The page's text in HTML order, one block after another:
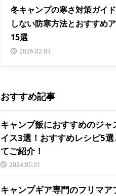
冬キャンプの寒さ対策ガイ
しない防寒方法とおすすめ
15選
2026.02.03
おすすめ記事
キャンプ飯におすすめのジャ
イス3選！おすすめレシピ5
てご紹介！
2024.05.01
キャンプギア専門のフリマア